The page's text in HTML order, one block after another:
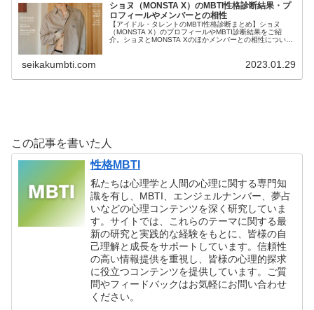
ショヌ（MONSTA X）のMBTI性格診断結果・プ
ロフィールやメンバーとの相性
【アイドル・タレントのMBTI性格診断まとめ】ショヌ
（MONSTA X）のプロフィールやMBTI診断結果をご紹
介。ショヌとMONSTA Xのほかメンバーとの相性について
seikakumbti.com 2023.01.29
この記事を書いた人
性格MBTI
私たちは心理学と人間の心理に関する専門知
識を有し、MBTI、エンジェルナンバー、夢占
いなどの心理コンテンツを深く研究していま
す。サイトでは、これらのテーマに関する最
新の研究と実践的な経験をもとに、皆様の自
己理解と成長をサポートしています。信頼性
の高い情報提供を重視し、皆様の心理的探求
に役立つコンテンツを提供しています。ご質
問やフィードバックはお気軽にお問い合わせ
ください。